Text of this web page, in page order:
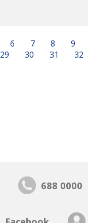
6 7 8 9
29 30 31 32
688 0000